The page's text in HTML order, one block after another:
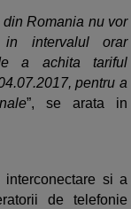
Romania nu vor
in intervalul orar
a achita tariful
pentru a
”, se arata in
si a
de telefonie